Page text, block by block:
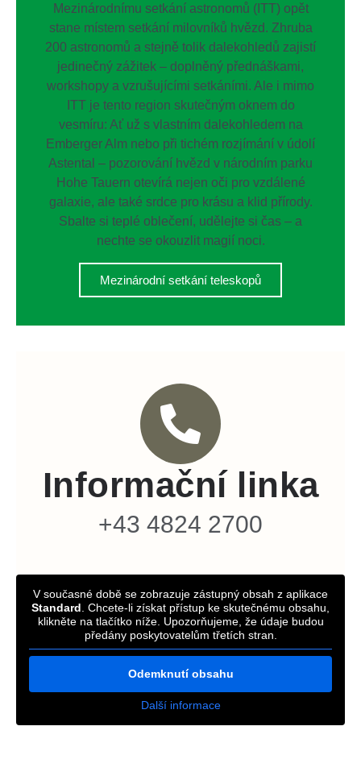
Mezinárodnímu setkání astronomů (ITT) opět
stane místem setkání milovníků hvězd. Zhruba
200 astronomů a stejně tolik dalekohledů zajistí
jedinečný zážitek – doplněný přednáškami,
workshopy a vzrušujícími setkáními. Ale i mimo
ITT je tento region skutečným oknem do
vesmíru: Ať už s vlastním dalekohledem na
Emberger Alm nebo při tichém rozjímání v údolí
Astental – pozorování hvězd v národním parku
Hohe Tauern otevírá nejen oči pro vzdálené
galaxie, ale také srdce pro krásu a klid přírody.
Sbalte si teplé oblečení, udělejte si čas – a
nechte se okouzlit magií noci.
Mezinárodní setkání teleskopů
Informační linka
+43 4824 2700
V současné době se zobrazuje zástupný obsah z aplikace
Standard . Chcete-li získat přístup ke skutečnému obsahu,
klikněte na tlačítko níže. Upozorňujeme, že údaje budou
předány poskytovatelům třetích stran.
Odemknutí obsahu
Další informace